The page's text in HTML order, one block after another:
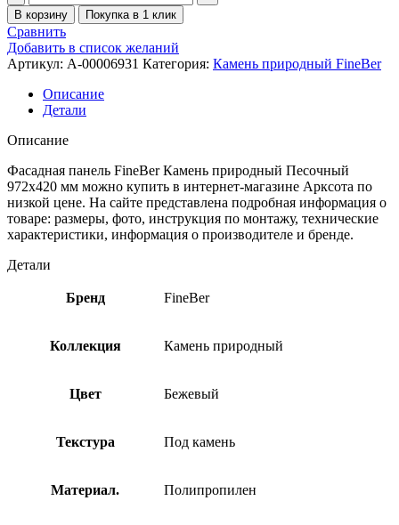
В корзину Покупка в 1 клик
Сравнить
Добавить в список желаний
Артикул: A-00006931 Категория: Камень природный FineBer
Описание
Детали
Описание
Фасадная панель FineBer Камень природный Песочный
972х420 мм можно купить в интернет-магазине Арксота по
низкой цене. На сайте представлена подробная информация о
товаре: размеры, фото, инструкция по монтажу, технические
характеристики, информация о производителе и бренде.
Детали
Бренд FineBer
Коллекция Камень природный
Цвет Бежевый
Текстура Под камень
Материал. Полипропилен